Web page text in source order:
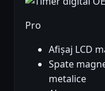
Pro
Afișaj LCD
Spate
metalice